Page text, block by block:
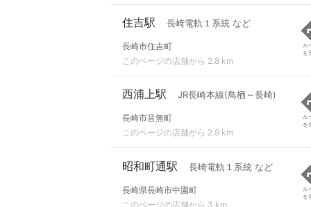
住吉駅 長崎電軌１系統 など
長崎市住吉町
このページの店舗から 2.8 km
ル
を
西浦上駅 JR長崎本線(鳥栖～長崎)
長崎市音無町
このページの店舗から 2.9 km
ル
を
昭和町通駅 長崎電軌１系統 など
長崎県長崎市中園町
このページの店舗から 3 km
ル
を